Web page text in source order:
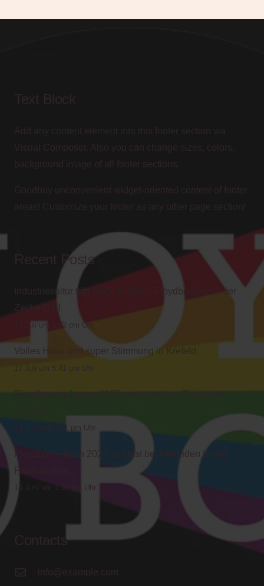
Text Block
Add any content element into this footer section via
Visual Composer. Also you can change sizes, colors,
background image of all footer sections.
Goodbuy unconvenient widget-oriented content of footer
areas! Customize your footer as any other page section!
Recent Posts
Industriekultur trifft Rock-Historie: Floydbox live in der
Zeche Carl
17 Juli um 5:52 pm Uhr
Volles Haus und super Stimmung in Krefeld
Floydbox im Januar 2027 erneut im Leo Theater in
14 Juni um 2:11 pm Uhr
Floydbox – Auch 2027 zu Gast bei Freunden in der
Pauluskirche
14 Juni um 1:39 pm Uhr
Contacts
info@example.com